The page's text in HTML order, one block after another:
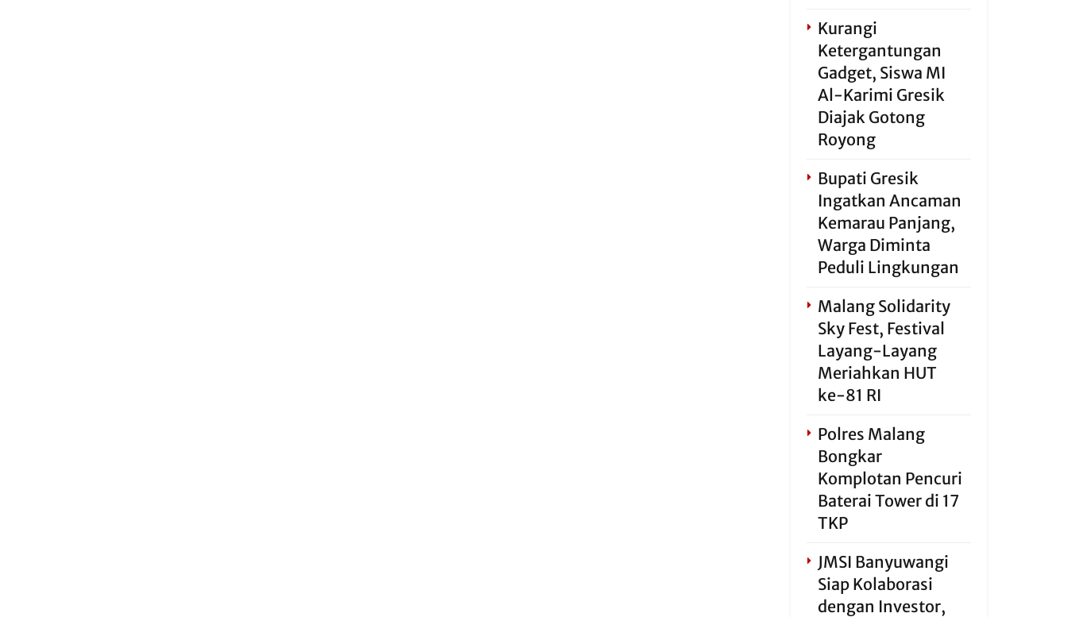
Kurangi
Ketergantungan
Gadget, Siswa MI
Al-Karimi Gresik
Diajak Gotong
Royong
Bupati Gresik
Ingatkan Ancaman
Kemarau Panjang,
Warga Diminta
Peduli Lingkungan
Malang Solidarity
Sky Fest, Festival
Layang-Layang
Meriahkan HUT
ke-81 RI
Polres Malang
Bongkar
Komplotan Pencuri
Baterai Tower di 17
TKP
JMSI Banyuwangi
Siap Kolaborasi
dengan Investor,